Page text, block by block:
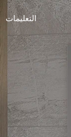
التعليمات